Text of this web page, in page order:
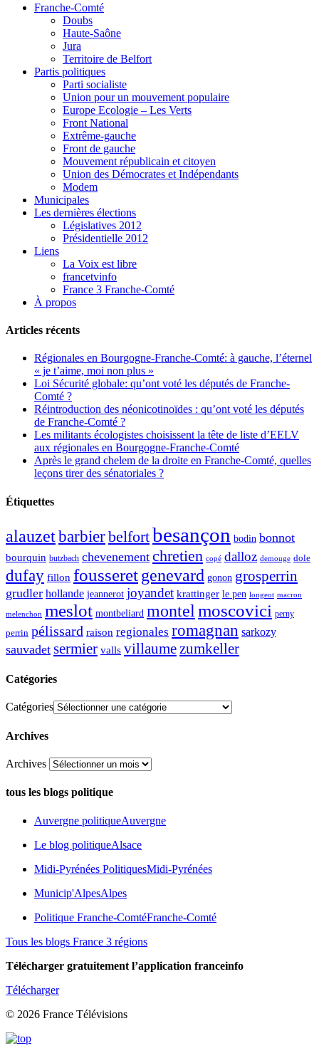
Franche-Comté
Doubs
Haute-Saône
Jura
Territoire de Belfort
Partis politiques
Parti socialiste
Union pour un mouvement populaire
Europe Ecologie – Les Verts
Front National
Extrême-gauche
Front de gauche
Mouvement républicain et citoyen
Union des Démocrates et Indépendants
Modem
Municipales
Les dernières élections
Législatives 2012
Présidentielle 2012
Liens
La Voix est libre
francetvinfo
France 3 Franche-Comté
À propos
Articles récents
Régionales en Bourgogne-Franche-Comté: à gauche, l’éternel
« je t’aime, moi non plus »
Loi Sécurité globale: qu’ont voté les députés de Franche-
Comté ?
Réintroduction des néonicotinoïdes : qu’ont voté les députés
de Franche-Comté ?
Les militants écologistes choisissent la tête de liste d’EELV
aux régionales en Bourgogne-Franche-Comté
Après le grand chelem de la droite en Franche-Comté, quelles
leçons tirer des sénatoriales ?
Étiquettes
alauzetbarbierbelfortbesançon bodin bonnot
bourquin butzbach chevenement chretien copé dalloz demouge dole
dufay fillon fousseretgenevard gonon grosperrin
grudler hollande jeannerot joyandet krattinger le pen longeot macron
melenchon meslot montbeliard montel moscovici perny
perrin pélissard raison regionales romagnan sarkozy
sauvadet sermier valls villaumezumkeller
Catégories
Catégories
Archives
Archives
tous les blogs politique
Auvergne politiqueAuvergne
Le blog politiqueAlsace
Midi-Pyrénées PolitiquesMidi-Pyrénées
Municip'AlpesAlpes
Politique Franche-ComtéFranche-Comté
Tous les blogs France 3 régions
Télécharger gratuitement l’application franceinfo
Télécharger
© 2026 France Télévisions